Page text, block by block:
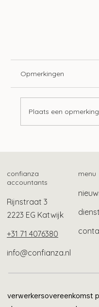
Opmerkingen
Plaats een
confianza
accountants
Rijnstraat 3
2223 EG Katwijk
+31 71 4076380
info@confianza.nl
menu
verwerkersovereenkomst